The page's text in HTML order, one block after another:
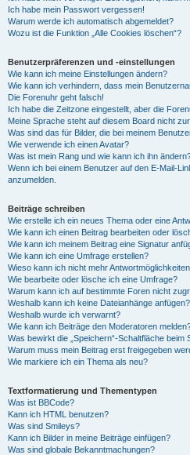
Ich habe mein Passwort vergessen!
Warum werde ich automatisch abgemeldet?
Wozu ist die Funktion „Alle Cookies löschen“?
Benutzerpräferenzen und -einstellungen
Wie kann ich meine Einstellungen ändern?
Wie kann ich verhindern, dass mein
Die Forenuhr geht falsch!
Ich habe die Zeitzone eingestellt, aber die
Meine Sprache steht auf diesem Board nicht
Was sind das für Bilder, die bei meinem
Wie verwende ich einen Avatar?
Was ist mein Rang und wie kann ich ihn
Wenn ich bei einem Benutzer auf den E-Mail-
anzumelden.
Beiträge schreiben
Wie erstelle ich ein neues Thema oder eine
Wie kann ich einen Beitrag bearbeiten oder
Wie kann ich meinem Beitrag eine Signatur
Wie kann ich eine Umfrage erstellen?
Wieso kann ich nicht mehr
Wie bearbeite oder lösche ich eine Umfrage?
Warum kann ich auf bestimmte Foren nicht
Weshalb kann ich keine Dateianhänge anfügen?
Weshalb wurde ich verwarnt?
Wie kann ich Beiträge den Moderatoren
Was bewirkt die „Speichern“-Schaltfläche beim
Warum muss mein Beitrag erst freigegeben
Wie markiere ich ein Thema als neu?
Textformatierung und Thementypen
Was ist BBCode?
Kann ich HTML benutzen?
Was sind Smileys?
Kann ich Bilder in meine Beiträge einfügen?
Was sind globale Bekanntmachungen?